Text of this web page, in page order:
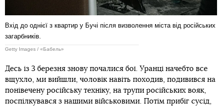
Вхід до однієї з квартир у Бучі після визволення міста від російських
загарбників.
Getty Images / «Бабель»
Десь із 3 березня знову почалися бої. Уранці начебто все
вщухло, ми вийшли, чоловік навіть походив, подивився на
понівечену російську техніку, на трупи російських вояк,
поспілкувався з нашими військовими. Потім прибіг сусід,